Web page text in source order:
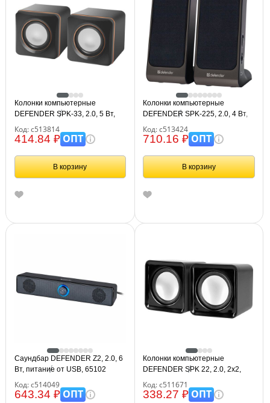
Колонки компьютерные
DEFENDER SPK-33, 2.0, 5 Вт,
65633
Код: с513814
414.84 ₽ОПТ
В корзину
Колонки компьютерные
DEFENDER SPK-225, 2.0, 4 Вт,
Код: с513424
710.16 ₽ОПТ
В корзину
Саундбар DEFENDER Z2, 2.0, 6
Вт, питание от USB, 65102
Код: с514049
643.34 ₽ОПТ
Колонки компьютерные
DEFENDER SPK 22, 2.0, 2х2,
Код: с511671
338.27 ₽ОПТ